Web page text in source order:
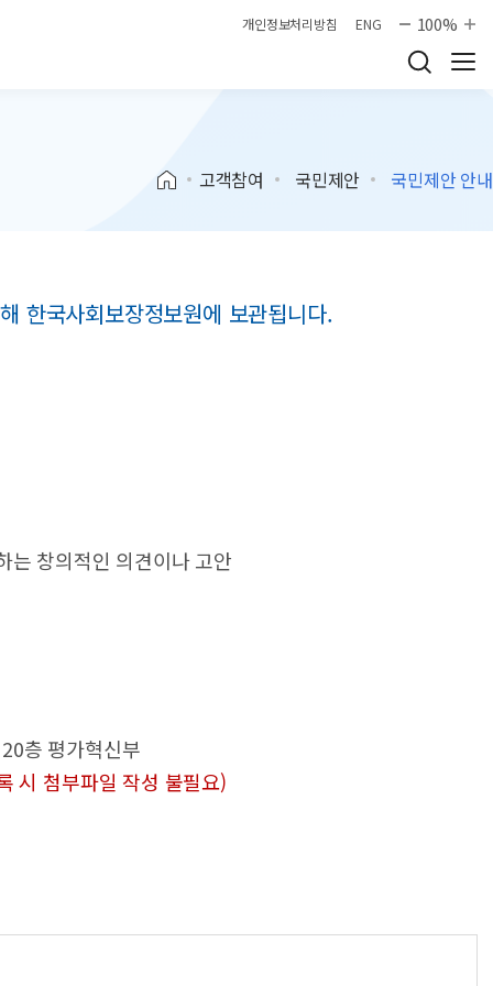
개인정보처리방침 ENG 100%
고객참여 국민제안 국민제안 안내
한국사회보장정보원에 보관됩니다.
는 창의적인 의견이나 고안
층 평가혁신부
시 첨부파일 작성 불필요)